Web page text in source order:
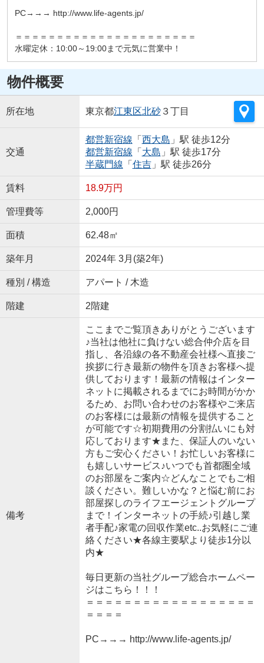
PC→→→ http://www.life-agents.jp/
＝＝＝＝＝＝＝＝＝＝＝＝＝＝＝＝＝＝＝＝＝＝
水曜定休：10:00～19:00まで元気に営業中！
物件概要
所在地 東京都江東区北砂３丁目
交通
都営新宿線 「 西大島 」駅 徒歩12分
都営新宿線 「 大島 」駅 徒歩17分
半蔵門線 「 住吉」駅 徒歩26分
賃料 18.9万円
管理費等 2,000円
面積 62.48㎡
築年月 2024年 3月(築2年)
種別 / 構造 アパート / 木造
階建 2階建
備考
ここまでご覧頂きありがとうございます
♪当社は他社に負けない総合仲介店を目
指し、各沿線の各不動産会社様へ直接ご
挨拶に行き最新の物件を頂きお客様へ提
供しております！最新の情報はインター
ネットに掲載されるまでにお時間がかか
るため、お問い合わせのお客様やご来店
のお客様には最新の情報を提供すること
が可能です☆初期費用の分割払いにも対
応しております★また、保証人のいない
方もご安心ください！お忙しいお客様に
も嬉しいサービス♪いつでも首都圏全域
のお部屋をご案内☆どんなことでもご相
談ください。難しいかな？と悩む前にお
部屋探しのライフエージェントグループ
まで！インターネットの手続♪引越し業
者手配♪家電の回収作業etc..お気軽にご連
絡ください★各線主要駅より徒歩1分以
内★
毎日更新の当社グループ総合ホームペー
ジはこちら！！！
＝＝＝＝＝＝＝＝＝＝＝＝＝＝＝＝＝＝
＝＝＝＝
PC→→→ http://www.life-agents.jp/